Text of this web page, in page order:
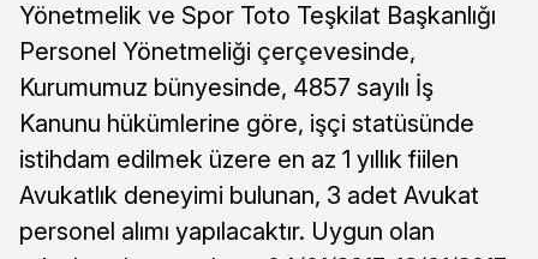
Yönetmelik ve Spor Toto Teşkilat Başkanlığı
Personel Yönetmeliği çerçevesinde,
Kurumumuz bünyesinde, 4857 sayılı İş
Kanunu hükümlerine göre, işçi statüsünde
istihdam edilmek üzere en az 1 yıllık fiilen
Avukatlık deneyimi bulunan, 3 adet Avukat
personel alımı yapılacaktır. Uygun olan